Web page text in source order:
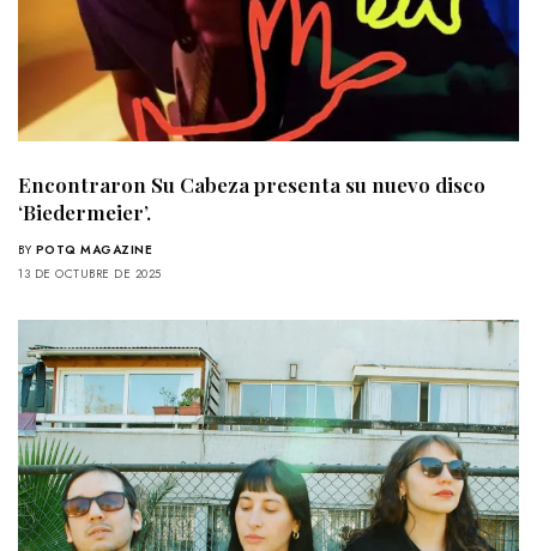
Encontraron Su Cabeza presenta su nuevo disco
‘Biedermeier’.
BY POTQ MAGAZINE
13 DE OCTUBRE DE 2025